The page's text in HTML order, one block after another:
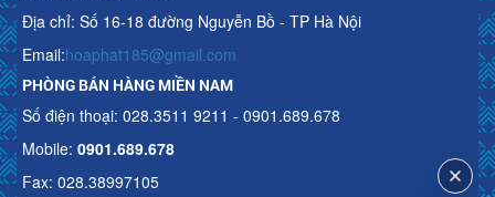
Địa chỉ: Số 16-18 đường Nguyễn Bồ - TP Hà Nội
Email:hoaphat185@gmail.com
PHÒNG BÁN HÀNG MIỀN NAM
Số điện thoại: 028.3511 9211 - 0901.689.678
Mobile: 0901.689.678
Fax: 028.38997105